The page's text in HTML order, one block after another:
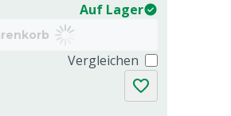
Auf Lager
Vergleichen